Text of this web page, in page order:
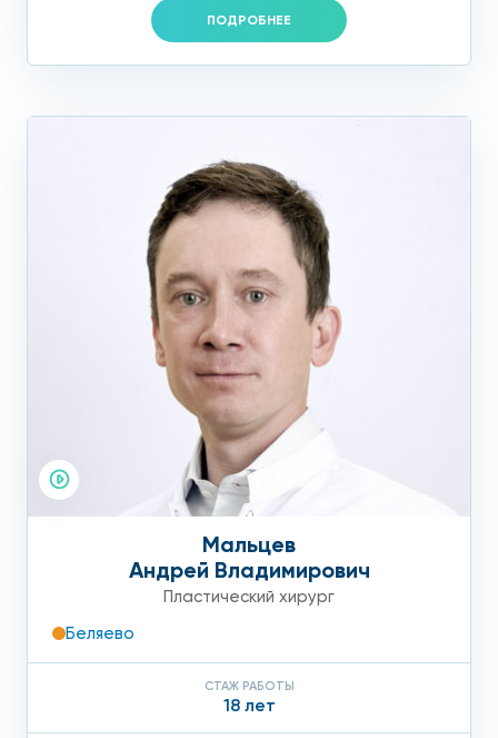
ПОДРОБНЕЕ
Мальцев
Андрей Владимирович
Пластический хирург
Беляево
СТАЖ РАБОТЫ
18 лет